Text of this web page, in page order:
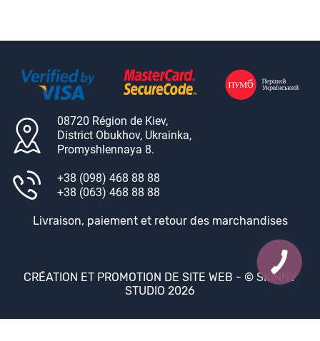
08720 Région de Kiev,
District Obukhov, Ukrainka,
Promyshlennaya 8.
+38 (098) 468 88 88
+38 (063) 468 88 88
Livraison, paiement et retour des marchandises
CRÉATION ET PROMOTION DE SITE WEB - © SKINNY
STUDIO 2026